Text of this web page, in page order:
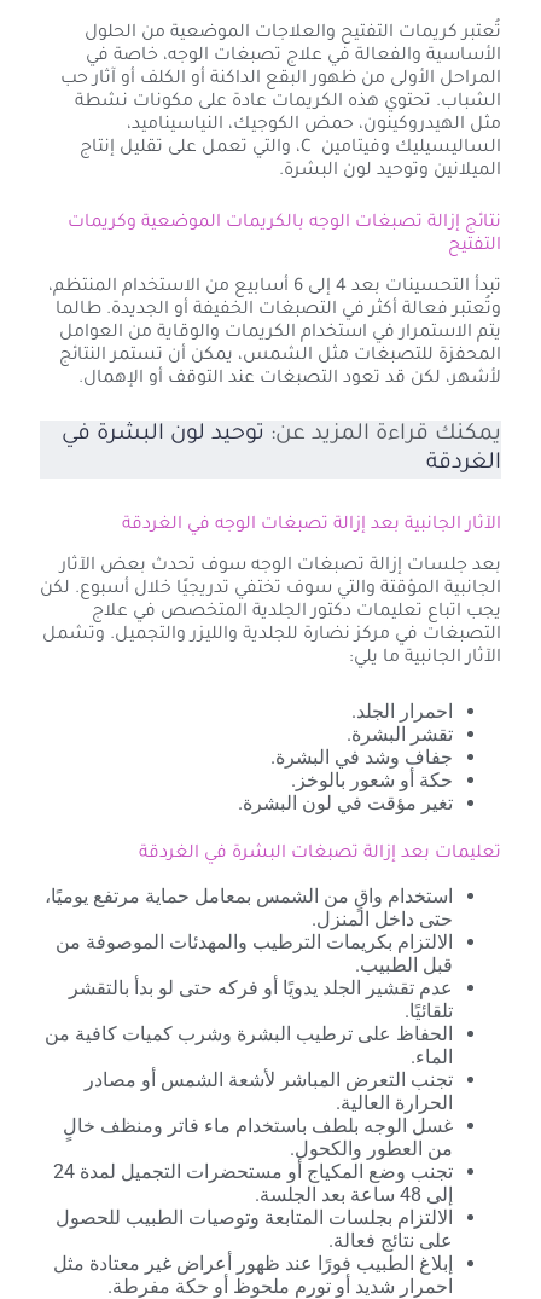
تُعتبر كريمات التفتيح والعلاجات الموضعية من الحلول
الأساسية والفعالة في علاج تصبغات الوجه، خاصة في
المراحل الأولى من ظهور البقع الداكنة أو الكلف أو آثار حب
الشباب. تحتوي هذه الكريمات عادة على مكونات نشطة
مثل الهيدروكينون، حمض الكوجيك، النياسيناميد،
الساليسيليك وفيتامين C، والتي تعمل على تقليل إنتاج
الميلانين وتوحيد لون البشرة.
نتائج إزالة تصبغات الوجه بالكريمات الموضعية وكريمات
التفتيح
تبدأ التحسينات بعد 4 إلى 6 أسابيع من الاستخدام المنتظم،
وتُعتبر فعالة أكثر في التصبغات الخفيفة أو الجديدة. طالما
يتم الاستمرار في استخدام الكريمات والوقاية من العوامل
المحفزة للتصبغات مثل الشمس، يمكن أن تستمر النتائج
لأشهر، لكن قد تعود التصبغات عند التوقف أو الإهمال.
يمكنك قراءة المزيد عن: توحيد لون البشرة في
الغردقة
الآثار الجانبية بعد إزالة تصبغات الوجه في الغردقة
بعد جلسات إزالة تصبغات الوجه سوف تحدث بعض الآثار
الجانبية المؤقتة والتي سوف تختفي تدريجيًا خلال أسبوع. لكن
يجب اتباع تعليمات دكتور الجلدية المتخصص في علاج
التصبغات في مركز نضارة للجلدية والليزر والتجميل. وتشمل
الآثار الجانبية ما يلي:
احمرار الجلد.
تقشر البشرة.
جفاف وشد في البشرة.
حكة أو شعور بالوخز.
تغير مؤقت في لون البشرة.
تعليمات بعد إزالة تصبغات البشرة في الغردقة
استخدام واقٍ من الشمس بمعامل حماية مرتفع يوميًا،
حتى داخل المنزل.
الالتزام بكريمات الترطيب والمهدئات الموصوفة من
قبل الطبيب.
عدم تقشير الجلد يدويًا أو فركه حتى لو بدأ بالتقشر
تلقائيًا.
الحفاظ على ترطيب البشرة وشرب كميات كافية من
الماء.
تجنب التعرض المباشر لأشعة الشمس أو مصادر
الحرارة العالية.
غسل الوجه بلطف باستخدام ماء فاتر ومنظف خالٍ
من العطور والكحول.
تجنب وضع المكياج أو مستحضرات التجميل لمدة 24
إلى 48 ساعة بعد الجلسة.
الالتزام بجلسات المتابعة وتوصيات الطبيب للحصول
على نتائج فعالة.
إبلاغ الطبيب فورًا عند ظهور أعراض غير معتادة مثل
احمرار شديد أو تورم ملحوظ أو حكة مفرطة.